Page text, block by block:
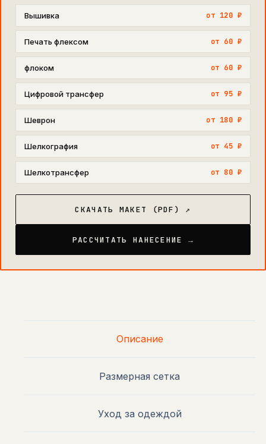
Вышивка от 120 ₽
Печать флексом от 60 ₽
флоком от 60 ₽
Цифровой трансфер от 95 ₽
Шеврон от 180 ₽
Шелкография от 45 ₽
Шелкотрансфер от 80 ₽
СКАЧАТЬ МАКЕТ (PDF) ↗
РАССЧИТАТЬ НАНЕСЕНИЕ →
Описание
Размерная сетка
Уход за одеждой